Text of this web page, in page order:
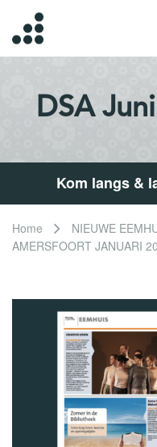
DSA Juni
Kom langs &
Home
NIEUWE
AMERSFOORT JANUARI